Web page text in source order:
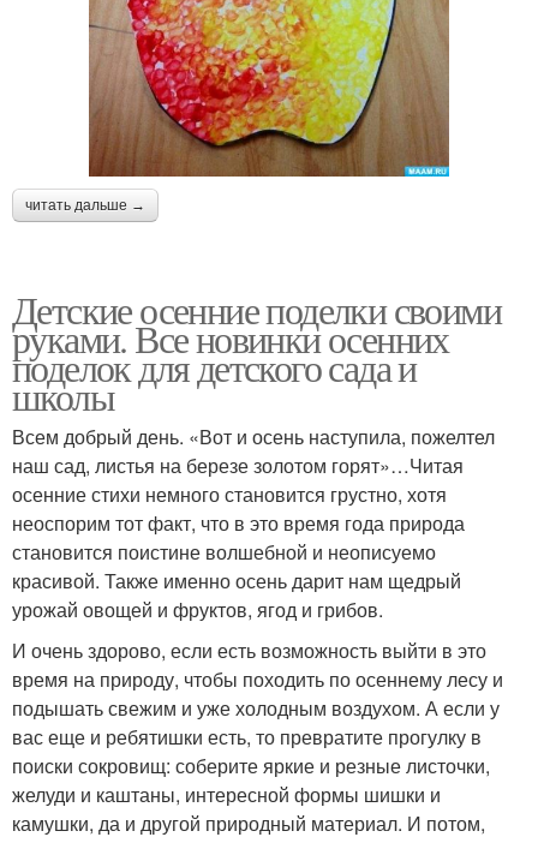
читать дальше →
Детские осенние поделки своими
руками. Все новинки осенних
поделок для детского сада и
школы
Всем добрый день. «Вот и осень наступила, пожелтел
наш сад, листья на березе золотом горят»…Читая
осенние стихи немного становится грустно, хотя
неоспорим тот факт, что в это время года природа
становится поистине волшебной и неописуемо
красивой. Также именно осень дарит нам щедрый
урожай овощей и фруктов, ягод и грибов.
И очень здорово, если есть возможность выйти в это
время на природу, чтобы походить по осеннему лесу и
подышать свежим и уже холодным воздухом. А если у
вас еще и ребятишки есть, то превратите прогулку в
поиски сокровищ: соберите яркие и резные листочки,
желуди и каштаны, интересной формы шишки и
камушки, да и другой природный материал. И потом,